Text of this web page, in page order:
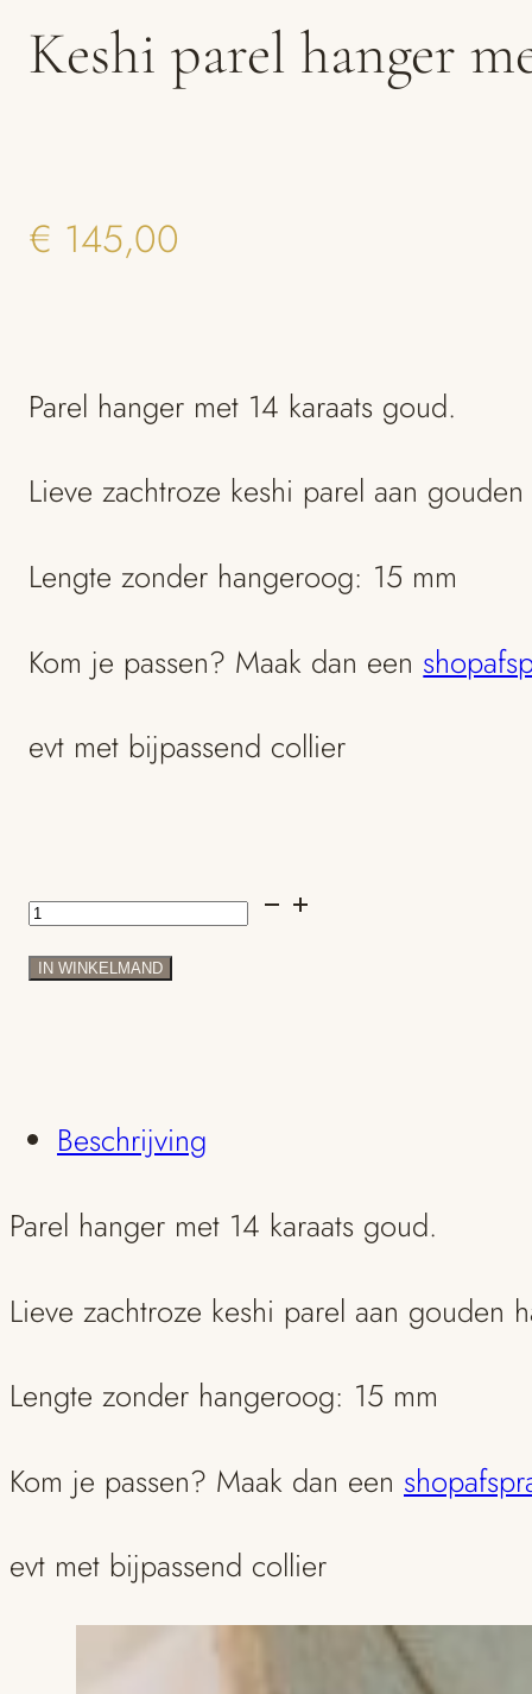
Keshi parel hanger
€ 145,00
Parel hanger met 14 karaats goud.
Lieve zachtroze keshi parel aan
Lengte zonder hangeroog: 15 mm
Kom je passen? Maak dan een
evt met bijpassend collier
Keshi
parel
goud
IN WINKELMAND
Beschrijving
Parel hanger met 14 karaats goud.
Lieve zachtroze keshi parel aan gouden
Lengte zonder hangeroog: 15 mm
Kom je passen? Maak dan een
evt met bijpassend collier